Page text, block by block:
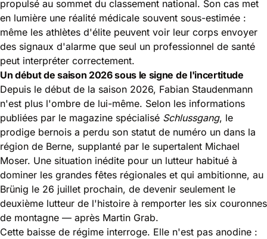
propulsé au sommet du classement national. Son cas met
en lumière une réalité médicale souvent sous-estimée :
même les athlètes d'élite peuvent voir leur corps envoyer
des signaux d'alarme que seul un professionnel de santé
peut interpréter correctement.
Un début de saison 2026 sous le signe de l'incertitude
Depuis le début de la saison 2026, Fabian Staudenmann
n'est plus l'ombre de lui-même. Selon les informations
publiées par le magazine spécialisé Schlussgang, le
prodige bernois a perdu son statut de numéro un dans la
région de Berne, supplanté par le supertalent Michael
Moser. Une situation inédite pour un lutteur habitué à
dominer les grandes fêtes régionales et qui ambitionne, au
Brünig le 26 juillet prochain, de devenir seulement le
deuxième lutteur de l'histoire à remporter les six couronnes
de montagne — après Martin Grab.
Cette baisse de régime interroge. Elle n'est pas anodine :